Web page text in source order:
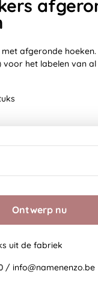
afgeronde
voor het labelen van al
Ontwerp nu
uit de fabriek
/ info@namenenzo.be